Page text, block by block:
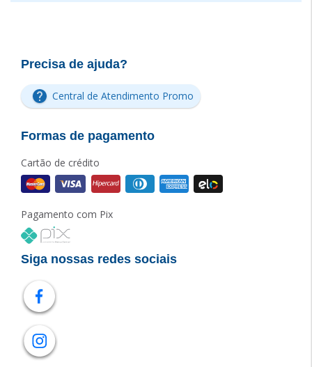
Precisa de ajuda?
Central de Atendimento Promo
Formas de pagamento
Cartão de crédito
Pagamento com Pix
Siga nossas redes sociais